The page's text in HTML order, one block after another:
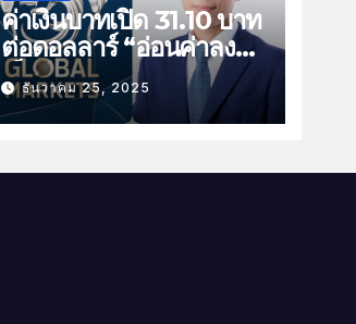
ค่าเงินบาทเปิด 31.10 บาท
ต่อดอลลาร์ “อ่อนค่าลง
เล็กน้อย”
ธันวาคม 25, 2025